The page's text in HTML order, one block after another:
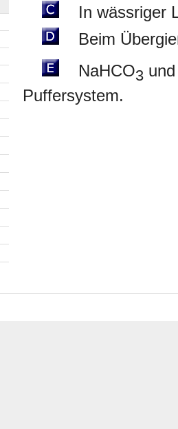
In wässriger
Beim
NaHCO3
Puffersystem.